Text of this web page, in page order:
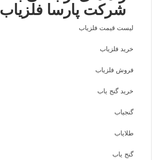
شرکت پارسا فلزیاب
لیست قیمت فلزیاب
خرید فلزیاب
فروش فلزیاب
خرید گنج یاب
گنجیاب
طلایاب
گنج یاب